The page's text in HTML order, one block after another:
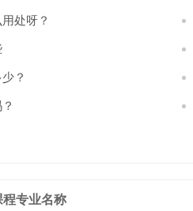
处呀？
？
程专业名称